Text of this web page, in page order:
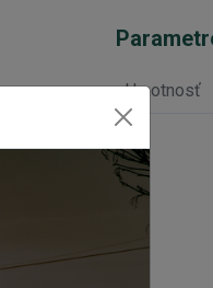
Hmotnosť